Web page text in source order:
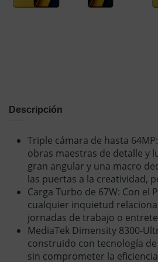
Descripción
Triple cámara de hasta 64MP:
obras maestras de detalle y
gran angular y una macro
las puertas a la creatividad,
Carga Turbo de 67W: Con el
cualquier inquietud
jornadas de trabajo o
MediaTek Dimensity 8300-
construido con tecnología
sin comprometer la